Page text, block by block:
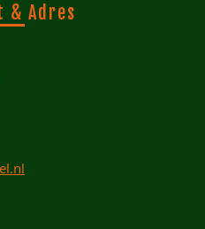
& Adres